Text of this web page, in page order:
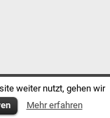
weiter nutzt, gehen wir
Mehr erfahren